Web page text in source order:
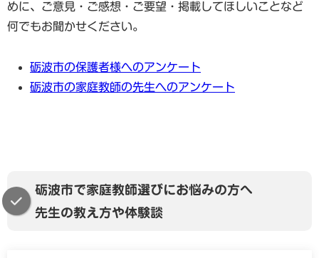
めに、ご意見・ご感想・ご要望・掲載してほしいことなど
何でもお聞かせください。
砺波市の保護者様へのアンケート
砺波市の家庭教師の先生へのアンケート
砺波市で家庭教師選びにお悩みの方へ
先生の教え方や体験談